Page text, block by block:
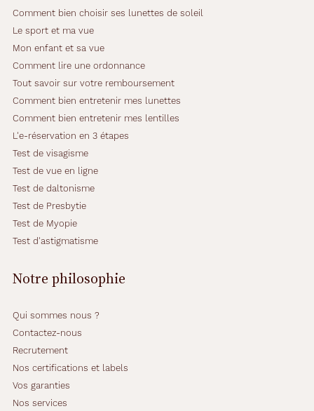
Comment bien choisir ses lunettes de soleil
Le sport et ma vue
Mon enfant et sa vue
Comment lire une ordonnance
Tout savoir sur votre remboursement
Comment bien entretenir mes lunettes
Comment bien entretenir mes lentilles
L'e-réservation en 3 étapes
Test de visagisme
Test de vue en ligne
Test de daltonisme
Test de Presbytie
Test de Myopie
Test d'astigmatisme
Notre philosophie
Qui sommes nous ?
Contactez-nous
Recrutement
Nos certifications et labels
Vos garanties
Nos services